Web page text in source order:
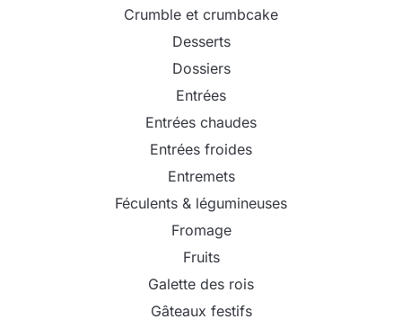
Crumble et crumbcake
Desserts
Dossiers
Entrées
Entrées chaudes
Entrées froides
Entremets
Féculents & légumineuses
Fromage
Fruits
Galette des rois
Gâteaux festifs